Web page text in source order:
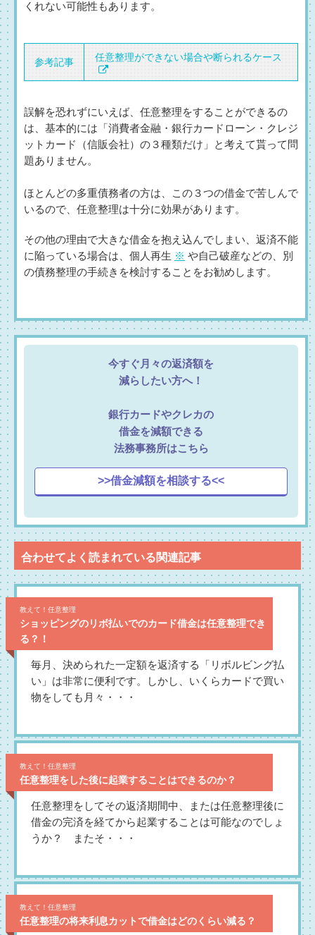
くれない可能性もあります。
参考記事 任意整理ができない場合や断られるケース
誤解を恐れずにいえば、任意整理をすることができるの
は、基本的には「消費者金融・銀行カードローン・クレジ
ットカード（信販会社）の３種類だけ」と考えて貰って問
題ありません。
ほとんどの多重債務者の方は、この３つの借金で苦しんで
いるので、任意整理は十分に効果があります。
その他の理由で大きな借金を抱え込んでしまい、返済不能
に陥っている場合は、個人再生 ※ や自己破産などの、別
の債務整理の手続きを検討することをお勧めします。
今すぐ月々の返済額を
減らしたい方へ！
銀行カードやクレカの
借金を減額できる
法務事務所はこちら
>>借金減額を相談する<<
合わせてよく読まれている関連記事
教えて！任意整理
ショッピングのリボ払いでのカード借金は任意整理でき
る？！
毎月、決められた一定額を返済する「リボルビング払
い」は非常に便利です。しかし、いくらカードで買い
物をしても月々・・・
教えて！任意整理
任意整理をした後に起業することはできるのか？
任意整理をしてその返済期間中、または任意整理後に
借金の完済を経てから起業することは可能なのでしょ
うか？ またそ・・・
教えて！任意整理
任意整理の将来利息カットで借金はどのくらい減る？